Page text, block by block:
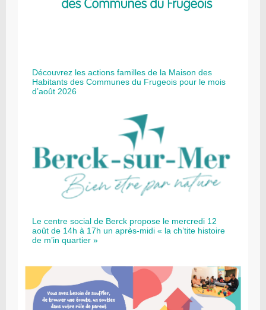
Découvrez les actions familles de la Maison des
Habitants des Communes du Frugeois pour le mois
d’août 2026
Le centre social de Berck propose le mercredi 12
août de 14h à 17h un après-midi « la ch’tite histoire
de m’in quartier »